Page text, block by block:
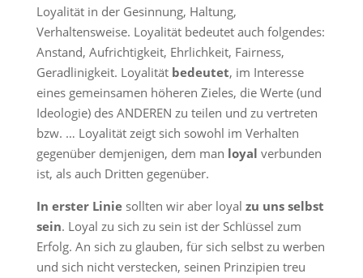
Loyalität in der Gesinnung, Haltung,
Verhaltensweise. Loyalität bedeutet auch folgendes:
Anstand, Aufrichtigkeit, Ehrlichkeit, Fairness,
Geradlinigkeit. Loyalität bedeutet, im Interesse
eines gemeinsamen höheren Zieles, die Werte (und
Ideologie) des ANDEREN zu teilen und zu vertreten
bzw. … Loyalität zeigt sich sowohl im Verhalten
gegenüber demjenigen, dem man loyal verbunden
ist, als auch Dritten gegenüber.
In erster Liniesollten wir aber loyal zu uns selbst
sein. Loyal zu sich zu sein ist der Schlüssel zum
Erfolg. An sich zu glauben, für sich selbst zu werben
und sich nicht verstecken, seinen Prinzipien treu